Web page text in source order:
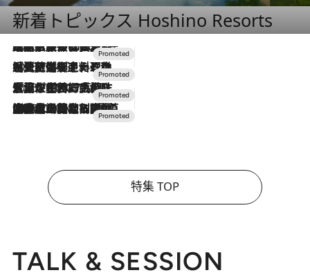
新着トピックス Hoshino Resorts
2026.7.31
【ホテル帰省】という選択肢をOMOが提案。家族とほどよい距離を保つには「昼は実家、夜は気兼ねなくホテルで！」
2026.7.24
【夏限定ディナーコース】旬を迎える稚鮎や花ズッキーニなどをイタリア・トスカーナの郷土料理の手法で満喫！
2026.7.17
「土佐和ハーブかき氷」がOMO7高知に登場！生姜、山椒、大葉など目にも舌にも涼を呼ぶ郷土の味
2026.7.10
NEW OPEN！【界 草津】名湯の地に誕生。趣の異なる2種の温泉と上州ならではの会席・蕎麦割烹など美食を味わう究極の癒やし旅
特集 TOP
TALK & SESSION